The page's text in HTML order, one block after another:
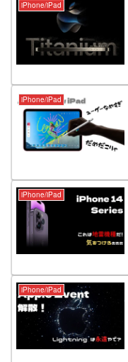
iPhone/iPad
iPhone/iPad
iPhone/iPad
iPhone/iPad